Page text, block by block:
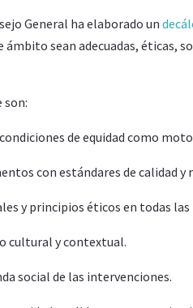
General ha elaborado un
ámbito sean adecuadas, éticas,
son:
condiciones de equidad como
con estándares de calidad y
y principios éticos en todas las
cultural y contextual.
social de las intervenciones.